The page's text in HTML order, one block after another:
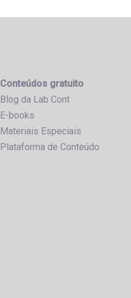
Conteúdos gratuito
Blog da Lab Cont
E-books
Materiais Especiais
Plataforma de Conteúdo